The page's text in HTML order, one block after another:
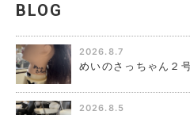
BLOG
2026.8.7
めいのさっちゃん２
2026.8.5